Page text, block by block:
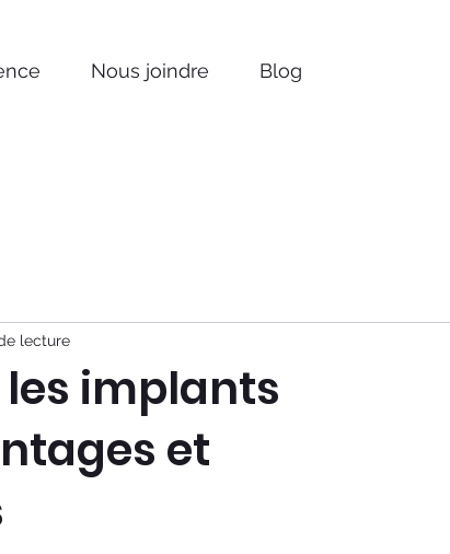
Nous joindre Blog
implants
et
lecture